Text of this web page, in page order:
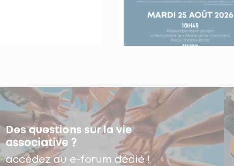
Des questions sur la vie
associative ?
accédez au e-forum dédié !